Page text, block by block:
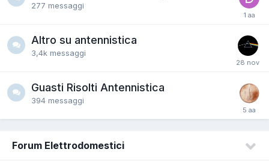
277 messaggi
Altro su antennistica
3,4k messaggi
Guasti Risolti Antennistica
394 messaggi
Forum Elettrodomestici